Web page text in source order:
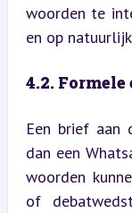
woorden te
en op
4.2.
Een brief aan
dan een
woorden
of